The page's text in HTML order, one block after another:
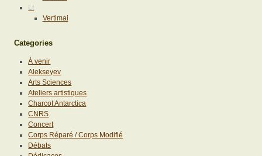
Lt
Vertimai
Categories
À venir
Alekseyev
Arts Sciences
Ateliers artistiques
Charcot Antarctica
CNRS
Concert
Corps Réparé / Corps Modifié
Débats